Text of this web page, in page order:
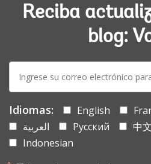
Reciba
blog:
mail:
Idiomas: English
العربية
Русский 中文
Indonesian